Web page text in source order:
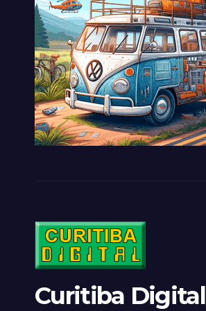
Curitiba Digital